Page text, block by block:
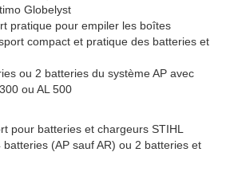
Globelyst
pratique pour empiler les boîtes
compact et pratique des batteries et
ou 2 batteries du système AP avec
ou AL 500
pour batteries et chargeurs STIHL
(AP sauf AR) ou 2 batteries et